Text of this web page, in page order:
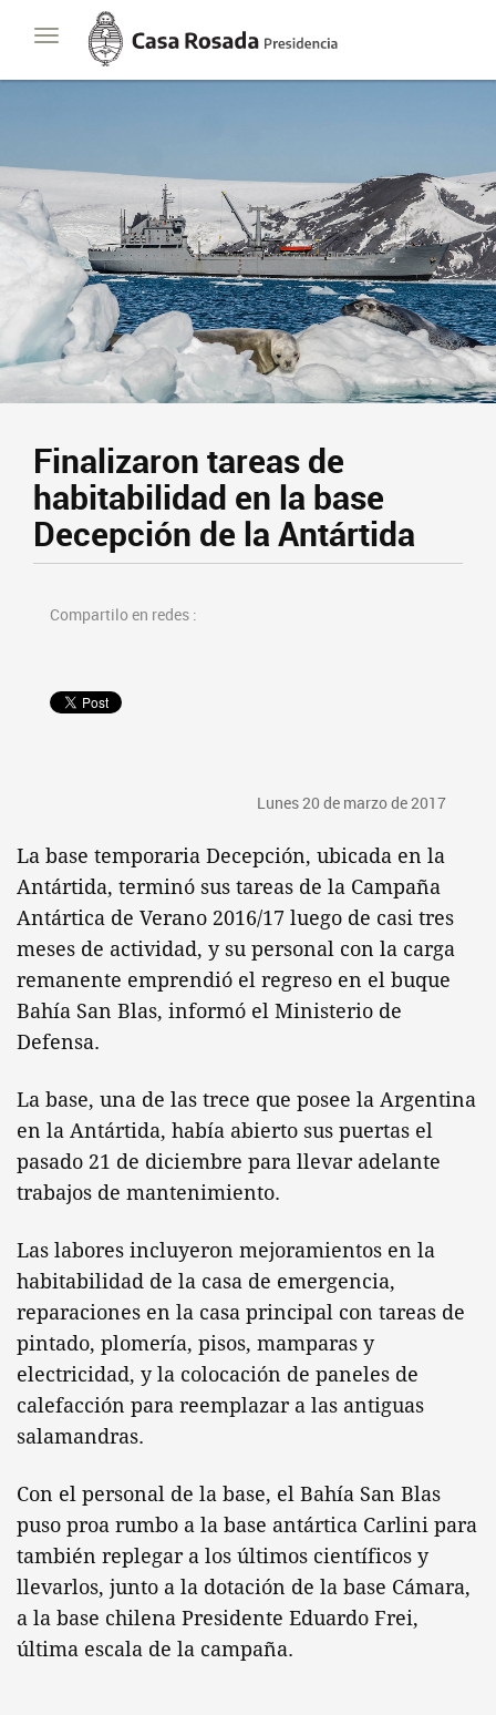
Toggle
navigation
Casa
Rosada
Presidencia
de
Finalizaron tareas de
habitabilidad en la base
Decepción de la Antártida
Compartilo en redes :
Lunes 20 de marzo de 2017
La base temporaria Decepción, ubicada en la
Antártida, terminó sus tareas de la Campaña
Antártica de Verano 2016/17 luego de casi tres
meses de actividad, y su personal con la carga
remanente emprendió el regreso en el buque
Bahía San Blas, informó el Ministerio de
Defensa.
La base, una de las trece que posee la Argentina
en la Antártida, había abierto sus puertas el
pasado 21 de diciembre para llevar adelante
trabajos de mantenimiento.
Las labores incluyeron mejoramientos en la
habitabilidad de la casa de emergencia,
reparaciones en la casa principal con tareas de
pintado, plomería, pisos, mamparas y
electricidad, y la colocación de paneles de
calefacción para reemplazar a las antiguas
salamandras.
Con el personal de la base, el Bahía San Blas
puso proa rumbo a la base antártica Carlini para
también replegar a los últimos científicos y
llevarlos, junto a la dotación de la base Cámara,
a la base chilena Presidente Eduardo Frei,
última escala de la campaña.